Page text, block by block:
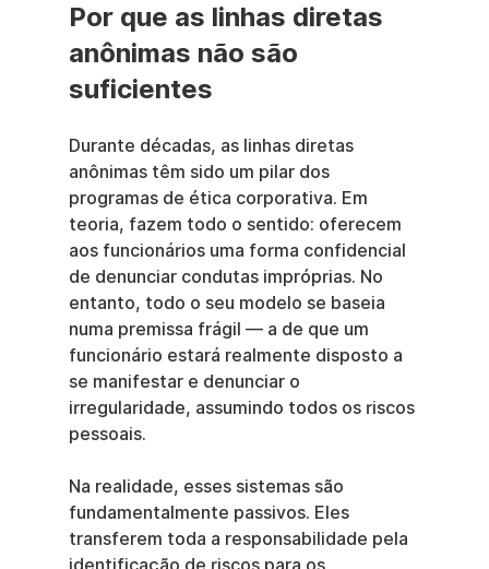
Por que as linhas diretas
anônimas não são
suficientes
Durante décadas, as linhas diretas
anônimas têm sido um pilar dos
programas de ética corporativa. Em
teoria, fazem todo o sentido: oferecem
aos funcionários uma forma confidencial
de denunciar condutas impróprias. No
entanto, todo o seu modelo se baseia
numa premissa frágil — a de que um
funcionário estará realmente disposto a
se manifestar e denunciar o
irregularidade, assumindo todos os riscos
pessoais.
Na realidade, esses sistemas são
fundamentalmente passivos. Eles
transferem toda a responsabilidade pela